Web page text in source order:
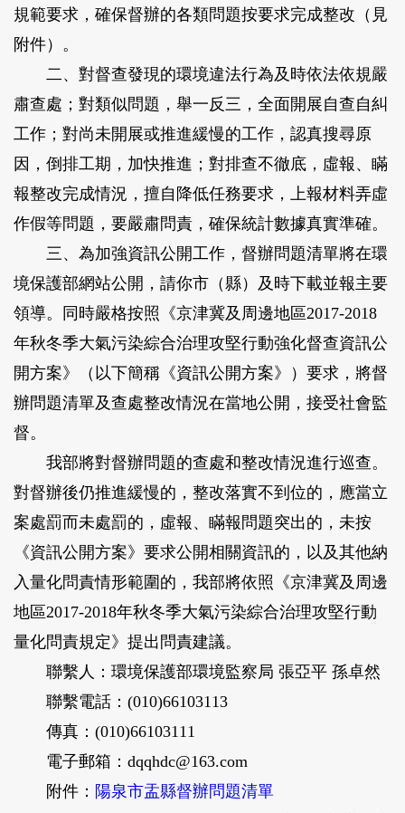
規範要求，確保督辦的各類問題按要求完成整改（見
附件）。
二、對督查發現的環境違法行為及時依法依規嚴
肅查處；對類似問題，舉一反三，全面開展自查自糾
工作；對尚未開展或推進緩慢的工作，認真搜尋原
因，倒排工期，加快推進；對排查不徹底，虛報、瞞
報整改完成情況，擅自降低任務要求，上報材料弄虛
作假等問題，要嚴肅問責，確保統計數據真實準確。
三、為加強資訊公開工作，督辦問題清單將在環
境保護部網站公開，請你市（縣）及時下載並報主要
領導。同時嚴格按照《京津冀及周邊地區2017-2018
年秋冬季大氣污染綜合治理攻堅行動強化督查資訊公
開方案》（以下簡稱《資訊公開方案》）要求，將督
辦問題清單及查處整改情況在當地公開，接受社會監
督。
我部將對督辦問題的查處和整改情況進行巡查。
對督辦後仍推進緩慢的，整改落實不到位的，應當立
案處罰而未處罰的，虛報、瞞報問題突出的，未按
《資訊公開方案》要求公開相關資訊的，以及其他納
入量化問責情形範圍的，我部將依照《京津冀及周邊
地區2017-2018年秋冬季大氣污染綜合治理攻堅行動
量化問責規定》提出問責建議。
聯繫人：環境保護部環境監察局 張亞平 孫卓然
聯繫電話：(010)66103113
傳真：(010)66103111
電子郵箱：dqqhdc@163.com
附件： 陽泉市盂縣督辦問題清單